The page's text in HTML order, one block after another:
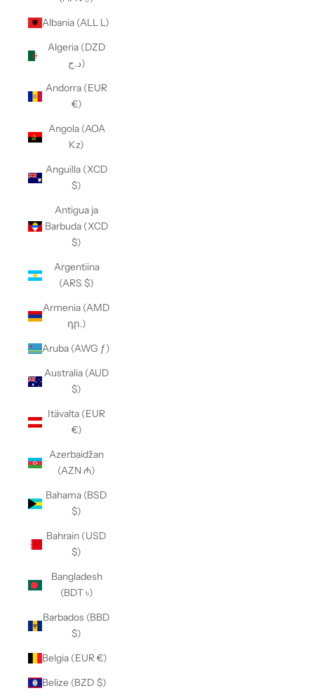
Albania (ALL L)
Algeria (DZD
د.ج)
Andorra (EUR
€)
Angola (AOA
Kz)
Anguilla (XCD
$)
Antigua ja
Barbuda (XCD
$)
Argentiina
(ARS $)
Armenia (AMD
դր.)
Aruba (AWG ƒ)
Australia (AUD
$)
Itävalta (EUR
€)
Azerbaidžan
(AZN ₼)
Bahama (BSD
$)
Bahrain (USD
$)
Bangladesh
(BDT ৳)
Barbados (BBD
$)
Belgia (EUR €)
Belize (BZD $)